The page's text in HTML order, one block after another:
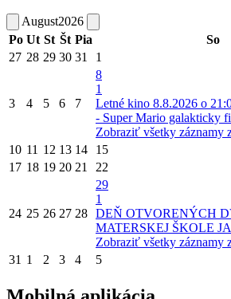
August2026
Po Ut St Št Pia So
27 28 29 30 31 1
3 4 5 6 7
8
1
Letné kino 8.8.2026 o
- Super Mario galakticky
Zobraziť všetky záznamy
10 11 12 13 14 15
17 18 19 20 21 22
24 25 26 27 28
29
1
DEŇ OTVORENÝCH
MATERSKEJ ŠKOLE
Zobraziť všetky záznamy
31 1 2 3 4 5